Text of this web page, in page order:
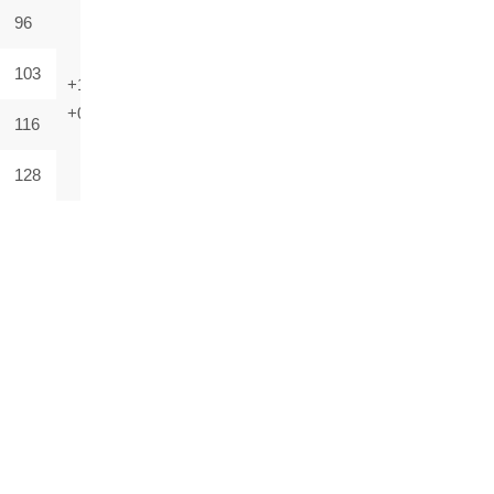
96
+1,5
+0
103
116
128